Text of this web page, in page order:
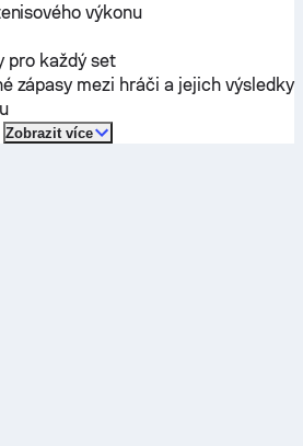
výkonu
pro každý set
zápasy mezi hráči a jejich výsledky
Zobrazit více